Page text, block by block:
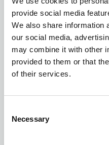
provide social media
We also share information
our social media,
may combine it with other
provided to them or that
of their services.
Selection
Necessary